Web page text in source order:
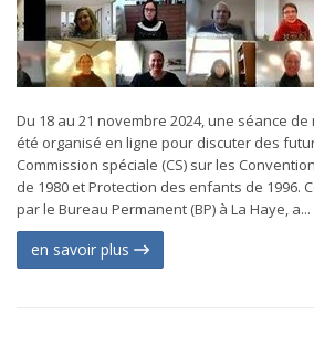
Du 18 au 21 novembre 2024, une séance
été organisé en ligne pour discuter des
Commission spéciale (CS) sur les
de 1980 et Protection des enfants de 1996.
par le Bureau Permanent (BP) à La Haye, a...
en savoir plus